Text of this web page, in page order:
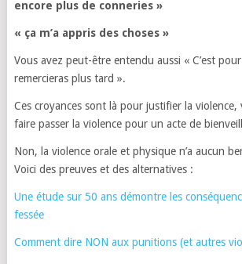
encore plus de conneries »
« ça m’a appris des choses »
Vous avez peut-être entendu aussi « C’est
remercieras plus tard ».
Ces croyances sont là pour justifier la violence,
faire passer la violence pour un acte de
Non, la violence orale et physique n’a aucun
Voici des preuves et des alternatives :
Une étude sur 50 ans démontre les
fessée
Comment dire NON aux punitions (et autres